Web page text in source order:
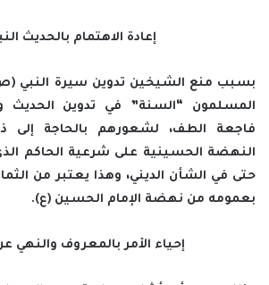
إعادة الاهتمام بالحديث
بسبب منع الشيخين تدوين سيرة النبي
المسلمون “السنة” في تدوين الحديث
فاجعة الطف، لشعورهم بالحاجة
النهضة الحسينية على شرعية الحاكم
حتى في الشأن الديني، وهذا يعتبر من
بعمومه من نهضة الإمام الحسين (ع).
إحياء الأمر بالمعروف والنهي